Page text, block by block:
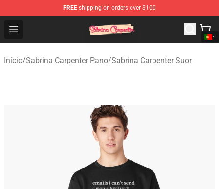
FREE shipping on orders over $100
Open menu
Sabrina Carpenter Shop - Official Sabrina Carpenter
Início/Sabrina Carpenter Pano/Sabrina Carpenter Suor